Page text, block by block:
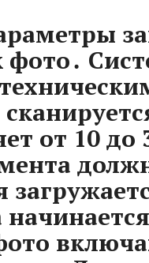
фото․
от 10 до